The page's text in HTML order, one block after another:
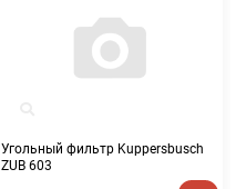
Угольный фильтр Kuppersbusch
ZUB 603